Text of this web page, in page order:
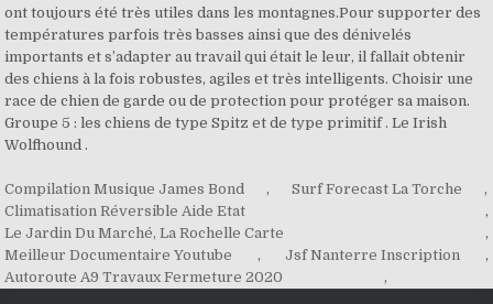
ont toujours été très utiles dans les montagnes.Pour supporter des
températures parfois très basses ainsi que des dénivelés
importants et s’adapter au travail qui était le leur, il fallait obtenir
des chiens à la fois robustes, agiles et très intelligents. Choisir une
race de chien de garde ou de protection pour protéger sa maison.
Groupe 5 : les chiens de type Spitz et de type primitif . Le Irish
Wolfhound .
Compilation Musique James Bond , Surf Forecast La Torche
,
Climatisation Réversible Aide Etat
,
Le Jardin Du Marché, La Rochelle Carte
,
Meilleur Documentaire Youtube
, Jsf Nanterre Inscription
,
Autoroute A9 Travaux Fermeture 2020
,